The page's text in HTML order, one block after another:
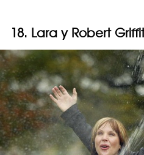
18. Lara y Robert